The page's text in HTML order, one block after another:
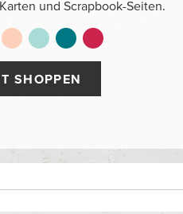
und Scrapbook-Seiten.
SHOPPEN